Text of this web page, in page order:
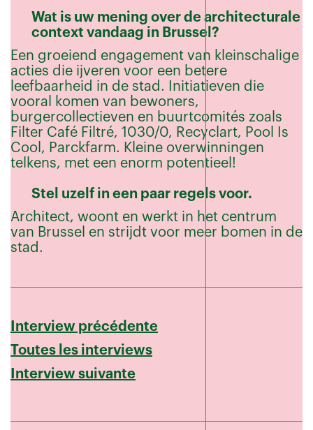
Wat is uw mening over de architecturale
context vandaag in Brussel?
Een groeiend engagement van kleinschalige
acties die ijveren voor een betere
leefbaarheid in de stad. Initiatieven die
vooral komen van bewoners,
burgercollectieven en buurtcomités zoals
Filter Café Filtré, 1030/0, Recyclart, Pool Is
Cool, Parckfarm. Kleine overwinningen
telkens, met een enorm potentieel!
Stel uzelf in een paar regels voor.
Architect, woont en werkt in het centrum
van Brussel en strijdt voor meer bomen in de
stad.
Interview précédente
Toutes les interviews
Interview suivante